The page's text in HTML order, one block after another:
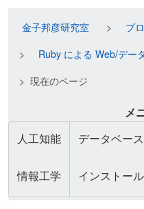
金子邦彦研究室
プ
Ruby による Web/デー
現在のページ
メ
人工知能
データベース
情報工学 インストール